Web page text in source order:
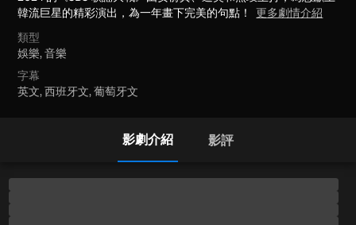
韓流巨星的精彩演出，為一年畫下完美的句點！
更多劇情介紹
類型
娛樂,音樂
字幕
英文, 西班牙文, 葡萄牙文
影劇介紹 影評